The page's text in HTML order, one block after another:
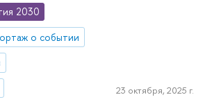
2030
о событии
23 октября, 2025 г.